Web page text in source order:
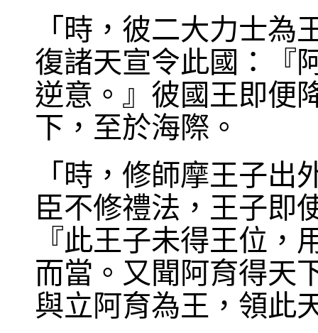
「時，彼二大力士
復諸天宣令此國：『
逆意。』彼國王即便
下，至於海際。
「時，修師摩王子
臣不修禮法，王子即
『此王子未得王位
而當。又聞阿育得天
與立阿育為王，領此